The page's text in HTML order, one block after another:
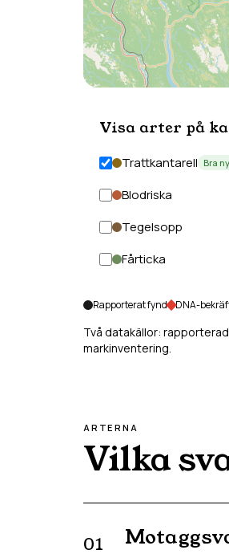
Visa arter på
Trattkantarell Bra
Blodriska
Tegelsopp
Fårticka
Rapporterat fynd DNA-
Två datakällor:
markinventering.
ARTERNA
Vilka
01